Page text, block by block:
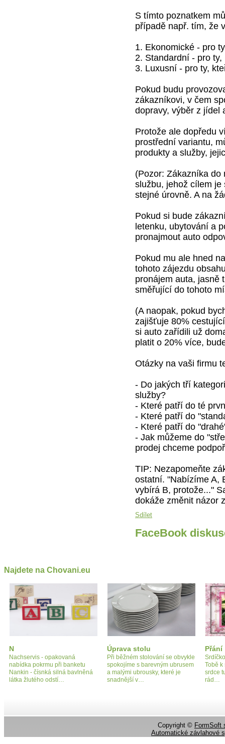
S tímto poznatkem
případě např. tím, že
1. Ekonomické - pro
2. Standardní - pro
3. Luxusní - pro ty,
Pokud budu
zákazníkovi, v čem
dopravy, výběr z jídel
Protože ale dopředu
prostřední variantu,
produkty a služby,
(Pozor: Zákazníka do
službu, jehož cílem je
stejné úrovně. A na
Pokud si bude
letenku, ubytování a
pronajmout auto
Pokud mu ale hned
tohoto zájezdu
pronájem auta, jasně
směřující do tohoto
(A naopak, pokud
zajišťuje 80%
si auto zařídili už
platit o 20% více,
Otázky na vaši firmu
- Do jakých tří
služby?
- Které patří do té
- Které patří do
- Které patří do
- Jak můžeme do
prodej chceme
TIP: Nezapomeňte
ostatní. "Nabízíme A,
vybírá B, protože..."
dokáže změnit názor
Sdílet
FaceBook
Najdete na Chovani.eu
N
Nachservis - opakovaná
nabídka pokrmu při banketu
Nankin - čísnká silná bavlněná
látka žlutého odstí…
Úprava stolu
Při běžném stolování se obvykle
spokojíme s barevným ubrusem
a malými ubrousky, které je
snadnější v…
Přání
Tobě k
srdce
rád…
Copyright © FormSoft
Automatické závlahové